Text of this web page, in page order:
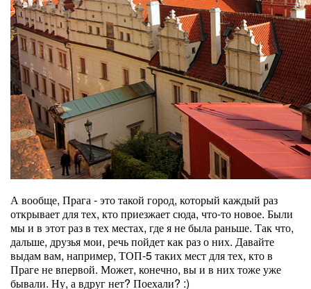
А вообще, Прага - это такой город, который каждый раз
открывает для тех, кто приезжает сюда, что-то новое. Были
мы и в этот раз в тех местах, где я не была раньше. Так что,
дальше, друзья мои, речь пойдет как раз о них. Давайте
выдам вам, например, ТОП-5 таких мест для тех, кто в
Праге не впервой. Может, конечно, вы и в них тоже уже
бывали. Ну, а вдруг нет? Поехали? :)